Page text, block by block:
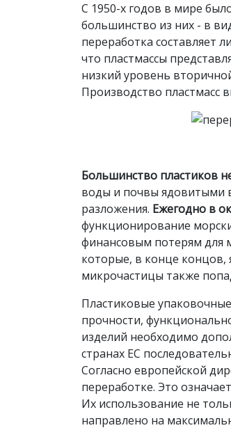
С 1950-х годов в мире
большинство из них - в
переработка составляет
что пластмассы
низкий уровень
Производство пластмасс
Большинство пластиков
воды и почвы ядовитыми
разложения. Ежегодно в
функционирование
финансовым потерям для
которые, в конце
микрочастицы также
Пластиковые
прочности,
изделий необходимо
странах ЕС
Согласно европейской
переработке. Это
Их использование не
направлено на